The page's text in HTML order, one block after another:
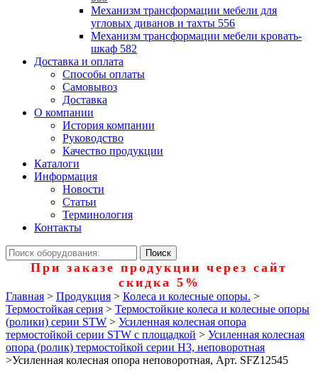
Механизм трансформации мебели для
угловых диванов и тахты 556
Механизм трансформации мебели кровать-
шкаф 582
Доставка и оплата
Способы оплаты
Самовывоз
Доставка
О компании
История компании
Руководство
Качество продукции
Каталоги
Информация
Новости
Статьи
Терминология
Контакты
При заказе продукции через сайт
скидка 5%
Главная > Продукция > Колеса и колесные опоры. >
Термостойкая серия > Термостойкие колеса и колесные опоры
(ролики) серии STW > Усиленная колесная опора
термостойкой серии STW с площадкой > Усиленная колесная
опора (ролик) термостойкой серии Н3, неповоротная
>Усиленная колесная опора неповоротная, Арт. SFZ12545